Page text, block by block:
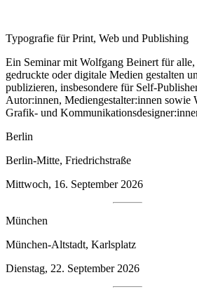
Typografie für Print, Web und Publishing
Ein Seminar mit Wolfgang Beinert für alle,
gedruckte oder digitale Medien gestalten
publizieren, insbesondere für Self-
Autor:innen, Medien­gestalter:innen sowie
Grafik- und
Berlin
Berlin-Mitte, Friedrichstraße
Mittwoch, 16. September 2026
München
München-Altstadt, Karlsplatz
Dienstag, 22. September 2026